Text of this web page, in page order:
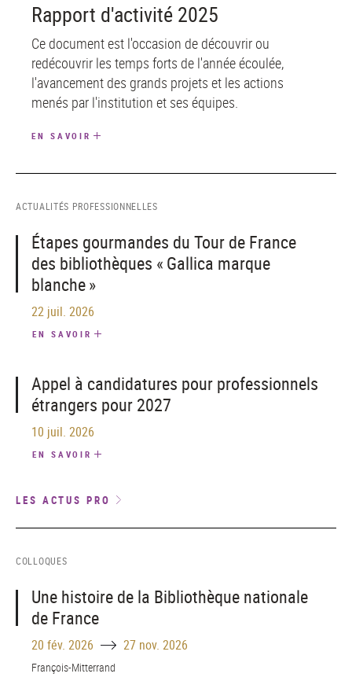
Rapport d'activité 2025
Ce document est l'occasion de découvrir ou
redécouvrir les temps forts de l'année écoulée,
l'avancement des grands projets et les actions
menés par l'institution et ses équipes.
EN SAVOIR
ACTUALITÉS PROFESSIONNELLES
Étapes gourmandes du Tour de France
des bibliothèques « Gallica marque
blanche »
22 juil. 2026
EN SAVOIR
Appel à candidatures pour professionnels
étrangers pour 2027
10 juil. 2026
EN SAVOIR
LES ACTUS PRO
COLLOQUES
Une histoire de la Bibliothèque nationale
de France
20 fév. 2026 Until 27 nov. 2026
François-Mitterrand